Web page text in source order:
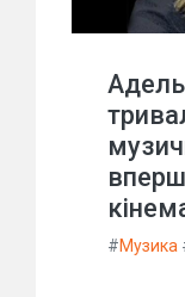
#Музика